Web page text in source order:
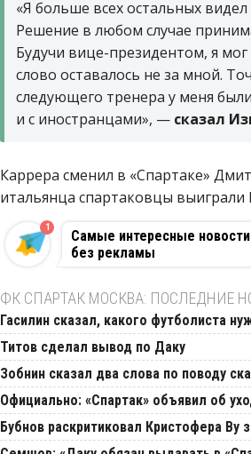
«Я больше всех остальных
Решение в любом случае
Будучи вице-президентом, я
слово оставалось не за мной.
следующего тренера у меня
и с иностранцами», — сказал
Каррера сменил в «Спартаке»
итальянца спартаковцы выиграли
Самые интересные
без рекламы
1
ФК СПАРТАК МОСКВА: ПОСЛЕДНИЕ
Гасилин сказал, какого футболиста
Титов сделал вывод по Даку
Зобнин сказал два слова по поводу
Официально: «Спартак» объявил об
Бубнов раскритиковал Кристофера Ву